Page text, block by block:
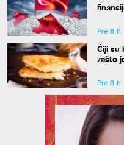
Pre 8 h
Čiji su
zašto
Pre 8 h